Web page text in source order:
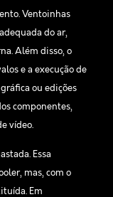
Ventoinhas
do ar,
Além disso, o
e a execução de
ou edições
componentes,
vídeo.
Essa
mas, com o
Em